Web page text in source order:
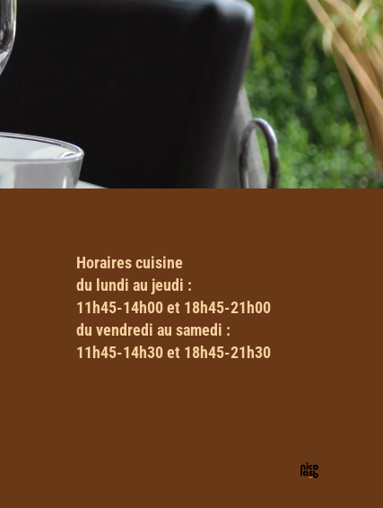
Horairescuisine
du lundi au jeudi :
11h45-14h00 et 18h45-21h00
du vendredi au samedi :
11h45-14h30 et 18h45-21h30